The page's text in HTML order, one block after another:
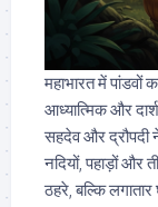
महाभारत में पांडवों
आध्यात्मिक और
सहदेव और द्रौपदी
नदियों, पहाड़ों और
ठहरे, बल्कि